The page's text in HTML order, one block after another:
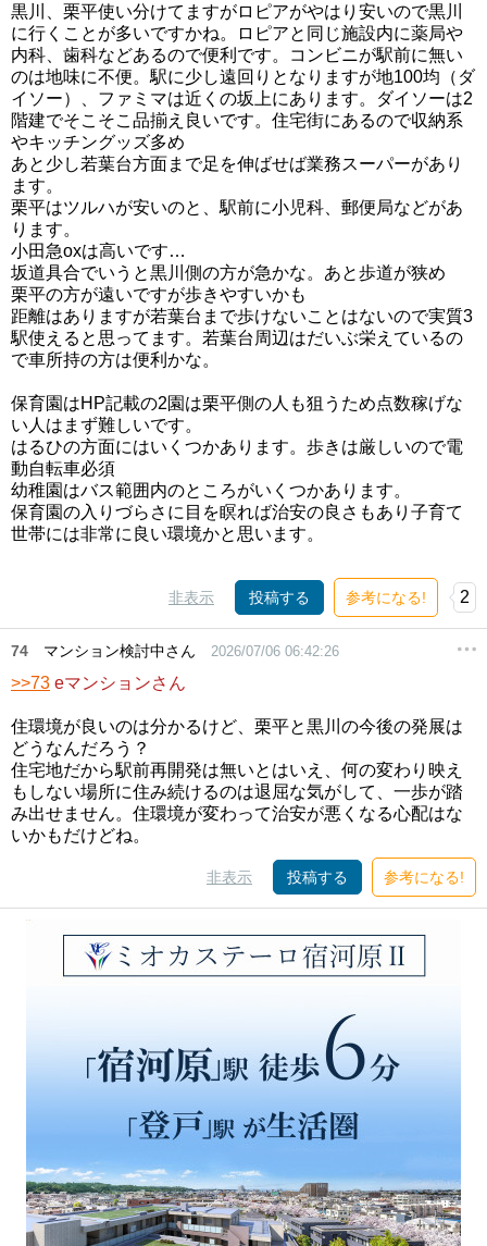
黒川、栗平使い分けてますがロピアがやはり安いので黒川
に行くことが多いですかね。ロピアと同じ施設内に薬局や
内科、歯科などあるので便利です。コンビニが駅前に無い
のは地味に不便。駅に少し遠回りとなりますが地100均（ダ
イソー）、ファミマは近くの坂上にあります。ダイソーは2
階建でそこそこ品揃え良いです。住宅街にあるので収納系
やキッチングッズ多め
あと少し若葉台方面まで足を伸ばせば業務スーパーがあり
ます。
栗平はツルハが安いのと、駅前に小児科、郵便局などがあ
ります。
小田急oxは高いです…
坂道具合でいうと黒川側の方が急かな。あと歩道が狭め
栗平の方が遠いですが歩きやすいかも
距離はありますが若葉台まで歩けないことはないので実質3
駅使えると思ってます。若葉台周辺はだいぶ栄えているの
で車所持の方は便利かな。
保育園はHP記載の2園は栗平側の人も狙うため点数稼げな
い人はまず難しいです。
はるひの方面にはいくつかあります。歩きは厳しいので電
動自転車必須
幼稚園はバス範囲内のところがいくつかあります。
保育園の入りづらさに目を瞑れば治安の良さもあり子育て
世帯には非常に良い環境かと思います。
非表示 投稿する 参考になる! 2
74 マンション検討中さん 2026/07/06 06:42:26
>>73 eマンションさん
住環境が良いのは分かるけど、栗平と黒川の今後の発展は
どうなんだろう？
住宅地だから駅前再開発は無いとはいえ、何の変わり映え
もしない場所に住み続けるのは退屈な気がして、一歩が踏
み出せません。住環境が変わって治安が悪くなる心配はな
いかもだけどね。
非表示 投稿する 参考になる!